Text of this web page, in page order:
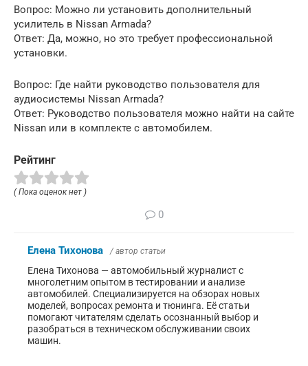
Вопрос: Можно ли установить дополнительный
усилитель в Nissan Armada?
Ответ: Да, можно, но это требует профессиональной
установки.
Вопрос: Где найти руководство пользователя для
аудиосистемы Nissan Armada?
Ответ: Руководство пользователя можно найти на сайте
Nissan или в комплекте с автомобилем.
Рейтинг
( Пока оценок нет )
0
Елена Тихонова / автор статьи
Елена Тихонова — автомобильный журналист с
многолетним опытом в тестировании и анализе
автомобилей. Специализируется на обзорах новых
моделей, вопросах ремонта и тюнинга. Её статьи
помогают читателям сделать осознанный выбор и
разобраться в техническом обслуживании своих
машин.